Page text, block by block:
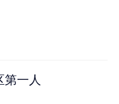
一人